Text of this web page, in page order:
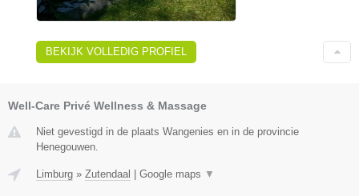
BEKIJK VOLLEDIG PROFIEL
Well-Care Privé Wellness & Massage
Niet gevestigd in de plaats Wangenies en in de provincie
Henegouwen.
Limburg » Zutendaal | Google maps ▼